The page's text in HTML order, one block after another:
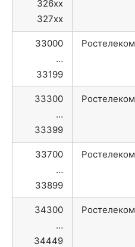
326xx
327xx
33000
…
33199
Ростелеком
33300
…
33399
Ростелеком
33700
…
33899
Ростелеком
34300
…
34449
Ростелеком